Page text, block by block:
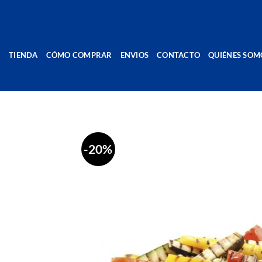
TIENDA CÓMO COMPRAR ENVIOS CONTACTO QUIÉNES
-20%